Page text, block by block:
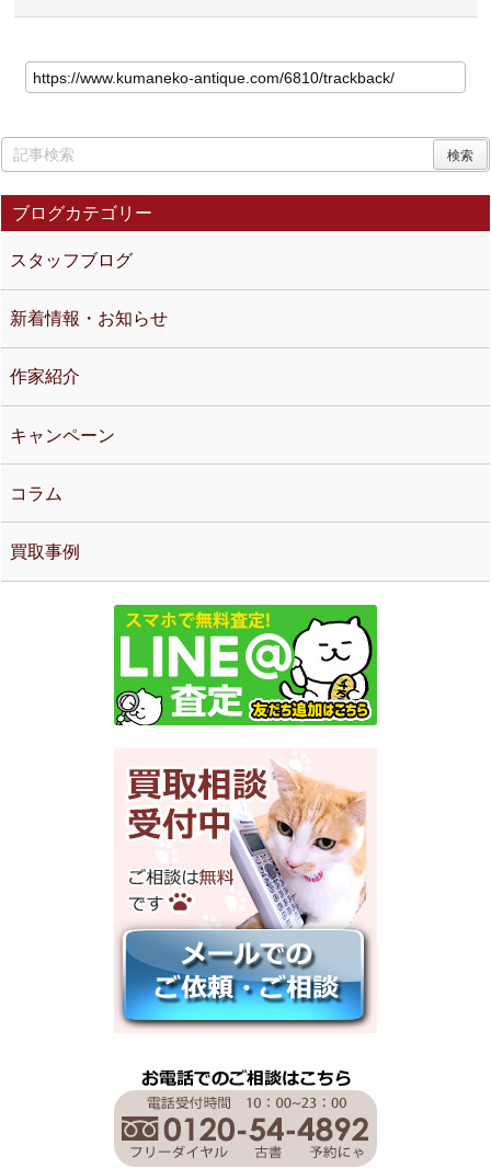
ブログカテゴリー
スタッフブログ
新着情報・お知らせ
作家紹介
キャンペーン
コラム
買取事例